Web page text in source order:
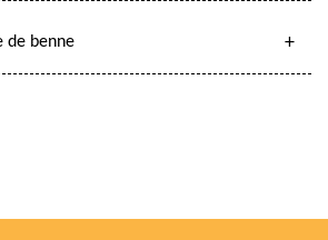
de benne